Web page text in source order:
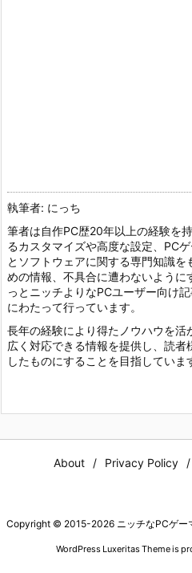
執筆者: にっち
筆者は自作PC歴20年以上の経験を
るカスタマイズや高度な設定、PC
とソフトウェアに関する専門知識
めの情報、不具合に遭わないように
っとニッチよりなPCユーザー向け
にわたって行っています。
長年の経験により得たノウハウを
広く対応できる情報を提供し、読
したものにすることを目指していま
About Privacy Policy
Copyright © 2015-2026 ニッチなPCゲー
WordPress Luxeritas Theme is